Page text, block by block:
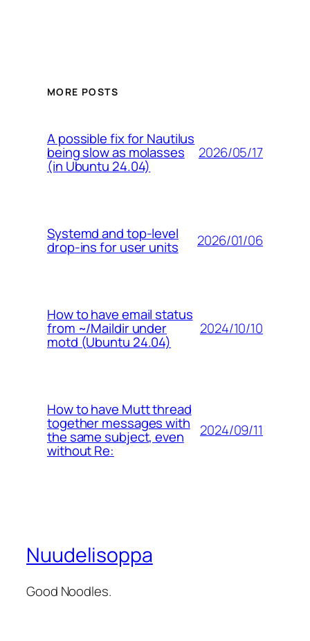
MORE POSTS
A possible fix for Nautilus
being slow as molasses
(in Ubuntu 24.04)
2026/05/17
Systemd and top-level
drop-ins for user units 2026/01/06
How to have email status
from ~/Maildir under
motd (Ubuntu 24.04)
2024/10/10
How to have Mutt thread
together messages with
the same subject, even
without Re:
2024/09/11
Nuudelisoppa
Good Noodles.